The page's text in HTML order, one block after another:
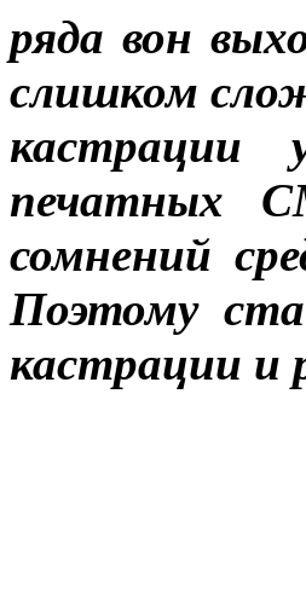
ряда вон
слишком
кастрации
печатных
сомнений
Поэтому
кастрации и